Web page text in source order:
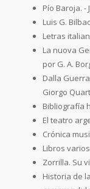
Pío Baroja. -
Luis G.
Letras
La nuova
por G. A.
Dalla
Giorgo
Bibliografía
El teatro
Crónica
Libros varios
Zorrilla. Su
Historia de